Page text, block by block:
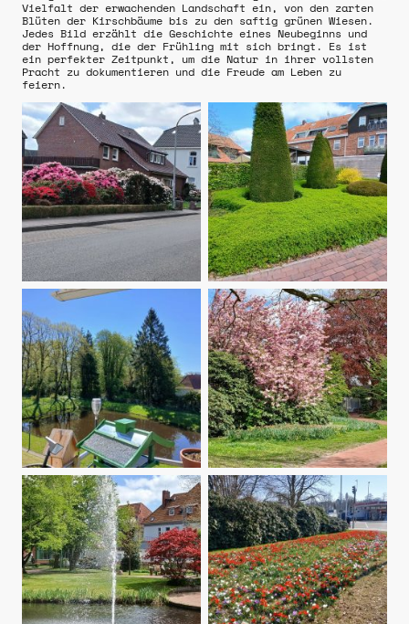
Vielfalt der erwachenden Landschaft ein, von den zarten
Blüten der Kirschbäume bis zu den saftig grünen Wiesen.
Jedes Bild erzählt die Geschichte eines Neubeginns und
der Hoffnung, die der Frühling mit sich bringt. Es ist
ein perfekter Zeitpunkt, um die Natur in ihrer vollsten
Pracht zu dokumentieren und die Freude am Leben zu
feiern.